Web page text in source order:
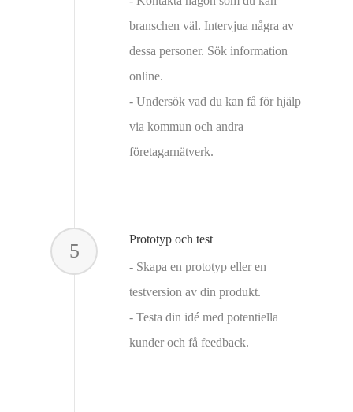
branschen väl. Intervjua några av
dessa personer. Sök information
online.
- Undersök vad du kan få för hjälp
via kommun och andra
företagarnätverk.
5
Prototyp och test
- Skapa en prototyp eller en
testversion av din produkt.
- Testa din idé med potentiella
kunder och få feedback.